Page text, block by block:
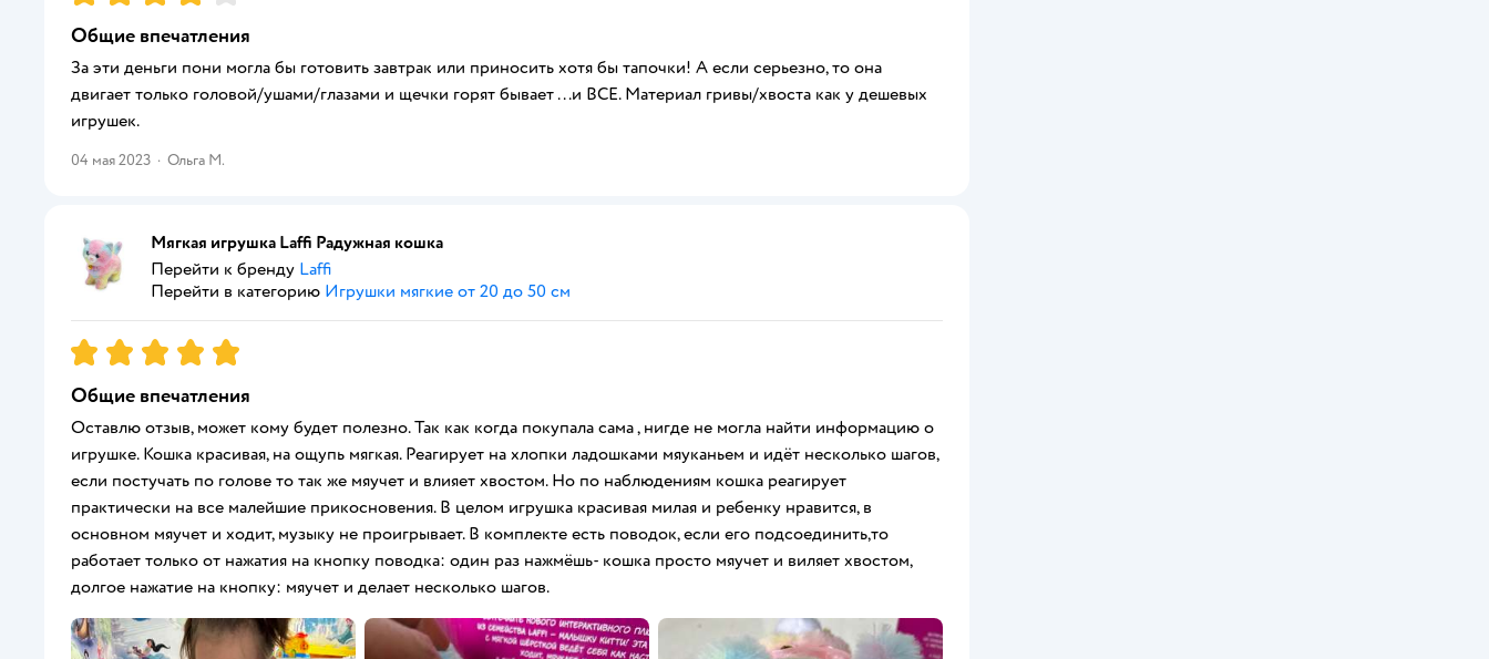
Общие впечатления
За эти деньги пони могла бы готовить завтрак или приносить хотя бы тапочки! А если серьезно, то она
двигает только головой/ушами/глазами и щечки горят бывает ...и ВСЕ. Материал гривы/хвоста как у дешевых
игрушек.
04 мая 2023 · Ольга М.
Мягкая игрушка Laffi Радужная кошка
Перейти к бренду Laffi
Перейти в категорию Игрушки мягкие от 20 до 50 см
Рейтинг:5
Общие впечатления
Оставлю отзыв, может кому будет полезно. Так как когда покупала сама , нигде не могла найти информацию о
игрушке. Кошка красивая, на ощупь мягкая. Реагирует на хлопки ладошками мяуканьем и идёт несколько шагов,
если постучать по голове то так же мяучет и влияет хвостом. Но по наблюдениям кошка реагирует
практически на все малейшие прикосновения. В целом игрушка красивая милая и ребенку нравится, в
основном мяучет и ходит, музыку не проигрывает. В комплекте есть поводок, если его подсоединить,то
работает только от нажатия на кнопку поводка: один раз нажмёшь- кошка просто мяучет и виляет хвостом,
долгое нажатие на кнопку: мяучет и делает несколько шагов.